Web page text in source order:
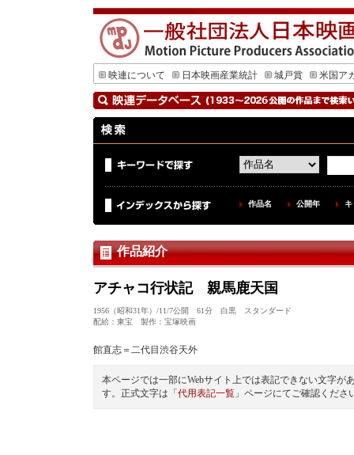
映連について 日本映画産業統計 城戸賞 米国ア
作品名 公開年
作品紹介
アチャコ行状記 親馬鹿天国
1956（昭和31年）/11/7公開 61分 白黒 スタンダード
配給：東宝 製作：宝塚映画
館直志＝二代目渋谷天外
本ページでは一部にWebサイト上では表記できない文字が
す。正式文字は「 代用表記一覧」ページにてご確認くださ